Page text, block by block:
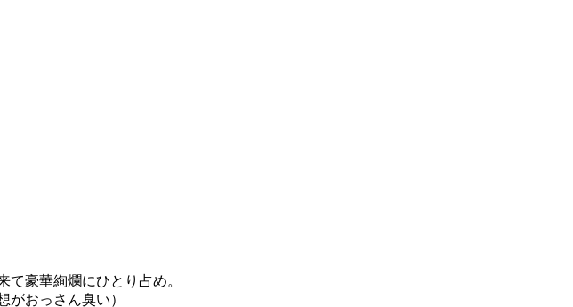
て豪華絢爛にひとり占め。
おっさん臭い）